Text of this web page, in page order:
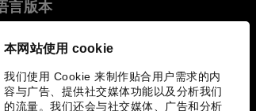
本网站使用 cookie
我们使用 Cookie 来制作贴合用户需求的内
容与广告、提供社交媒体功能以及分析我们
的流量。我们还会与社交媒体、广告和分析
言版本